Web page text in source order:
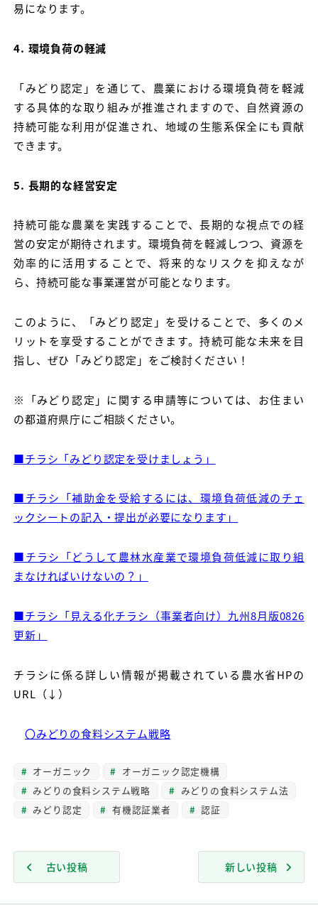
易になります。
4. 環境負荷の軽減
「みどり認定」を通じて、農業における環境負荷を軽減
する具体的な取り組みが推進されますので、自然資源の
持続可能な利用が促進され、地域の生態系保全にも貢献
できます。
5. 長期的な経営安定
持続可能な農業を実践することで、長期的な視点での経
営の安定が期待されます。環境負荷を軽減しつつ、資源を
効率的に活用することで、将来的なリスクを抑えなが
ら、持続可能な事業運営が可能となります。
このように、「みどり認定」を受けることで、多くのメ
リットを享受することができます。持続可能な未来を目
指し、ぜひ「みどり認定」をご検討ください！
※「みどり認定」に関する申請等については、お住まい
の都道府県庁にご相談ください。
■チラシ「みどり認定を受けましょう」
■チラシ「補助金を受給するには、環境負荷低減のチェ
ックシートの記入・提出が必要になります」
■チラシ「どうして農林水産業で環境負荷低減に取り組
まなければいけないの？」
■チラシ「見える化チラシ（事業者向け）九州8月版0826
更新」
チラシに係る詳しい情報が掲載されている農水省HPの
URL（↓）
〇みどりの食料システム戦略
オーガニック
オーガニック認定機構
みどりの食料システム戦略
みどりの食料システム法
みどり認定
有機認証業者 認証
古い投稿 新しい投稿